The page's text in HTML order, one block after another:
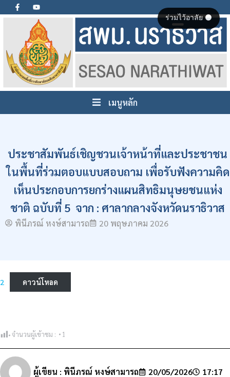
เมนูหลัก
ประชาสัมพันธ์เชิญชวนเจ้าหน้าที่และประชาชน
ในพื้นที่ร่วมตอบแบบสอบถาม เพื่อรับฟังความคิด
เห็นประกอบการยกร่างแผนสิทธิมนุษยชนแห่ง
ชาติ ฉบับที่ 5 จาก : ศาลากลางจังหวัดนราธิวาส
พินีภรณ์ หงษ์สามารถ 20 พฤษภาคม 2026
2 ดาวน์โหลด
จำนวนผู้เข้าชม : 1
ผู้เขียน : พินีภรณ์ หงษ์สามารถ 20/05/2026 17:17
ร่วมไว้อาลัย ⚫